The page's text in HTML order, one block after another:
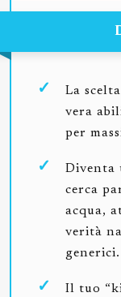
La
vera
per
Diventa
cerca
acqua,
verità
generici.
Il tuo